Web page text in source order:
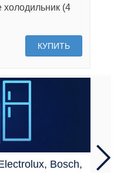
(4
КУПИТЬ
Bosch,